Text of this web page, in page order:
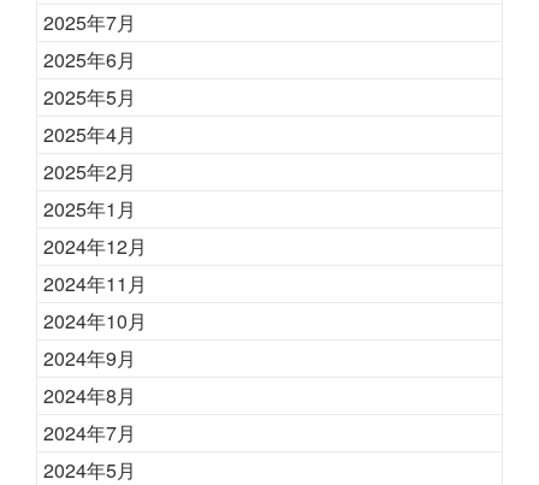
2025年7月
2025年6月
2025年5月
2025年4月
2025年2月
2025年1月
2024年12月
2024年11月
2024年10月
2024年9月
2024年8月
2024年7月
2024年5月